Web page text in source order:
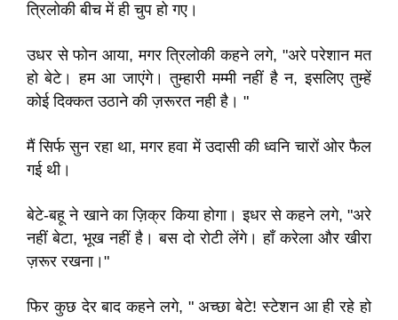
त्रिलोकी बीच में ही चुप हो गए।
उधर से फोन आया, मगर त्रिलोकी कहने लगे, "अरे परेशान मत
हो बेटे। हम आ जाएंगे। तुम्हारी मम्मी नहीं है न, इसलिए तुम्हें
कोई दिक्कत उठाने की ज़रूरत नही है। "
मैं सिर्फ सुन रहा था, मगर हवा में उदासी की ध्वनि चारों ओर फैल
गई थी।
बेटे-बहू ने खाने का ज़िक्र किया होगा। इधर से कहने लगे, "अरे
नहीं बेटा, भूख नहीं है। बस दो रोटी लेंगे। हाँ करेला और खीरा
ज़रूर रखना।"
फिर कुछ देर बाद कहने लगे, " अच्छा बेटे! स्टेशन आ ही रहे हो